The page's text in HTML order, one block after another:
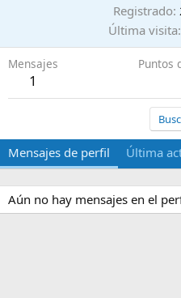
Registrado
Última visita
Mensajes
1
Puntos
Mensajes de perfil Última
Aún no hay mensajes en el